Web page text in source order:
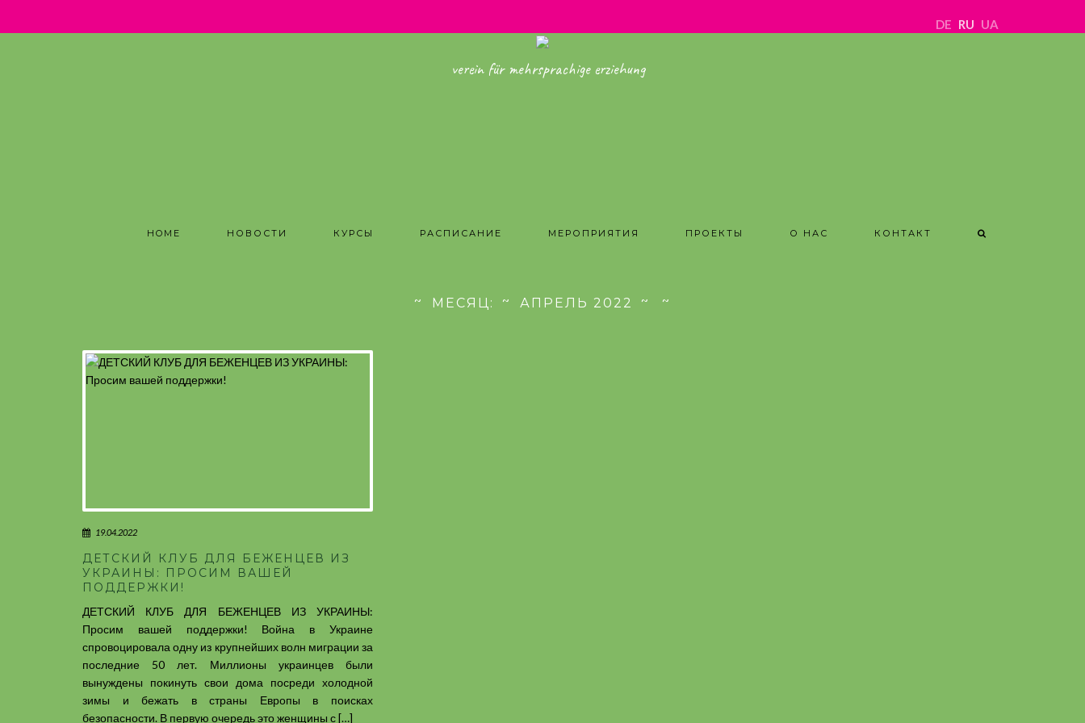
DE RU UA
verein für mehrsprachige erziehung
HOME НОВОСТИ КУРСЫ РАСПИСАНИЕ МЕРОПРИЯТИЯ ПРОЕКТЫ О НАС КОНТАКТ
МЕСЯЦ: АПРЕЛЬ 2022
19.04.2022
ДЕТСКИЙ КЛУБ ДЛЯ БЕЖЕНЦЕВ ИЗ
УКРАИНЫ: ПРОСИМ ВАШЕЙ
ПОДДЕРЖКИ!
ДЕТСКИЙ КЛУБ ДЛЯ БЕЖЕНЦЕВ ИЗ УКРАИНЫ:
Просим вашей поддержки! Война в Украине
спровоцировала одну из крупнейших волн миграции за
последние 50 лет. Миллионы украинцев были
вынуждены покинуть свои дома посреди холодной
зимы и бежать в страны Европы в поисках
безопасности. В первую очередь это женщины с […]